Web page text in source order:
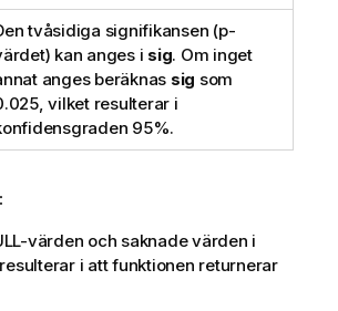
tvåsidiga signifikansen (p-
kan anges i sig. Om inget
anges beräknas sig som
vilket resulterar i
95%.
-värden och saknade värden i
i att funktionen returnerar